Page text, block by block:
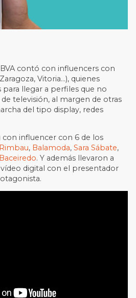
contó con influencers con
Vitoria…), quienes
para llegar a perfiles que no
televisión, al margen de otras
del tipo display, redes
influencer con 6 de los
, Balamoda,Sara Sábate,
. Y además llevaron a
digital con el presentador